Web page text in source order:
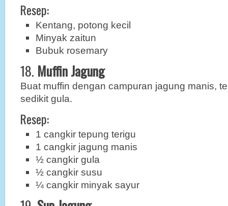
Resep:
Kentang, potong kecil
Minyak zaitun
Bubuk rosemary
18. Muffin Jagung
Buat muffin dengan campuran jagung manis,
sedikit gula.
Resep:
1 cangkir tepung terigu
1 cangkir jagung manis
½ cangkir gula
½ cangkir susu
¼ cangkir minyak sayur